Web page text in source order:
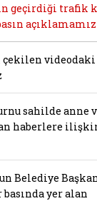
geçirdiği trafik
açıklamamız
çekilen videodaki
sahilde anne
haberlere
Belediye
yer alan